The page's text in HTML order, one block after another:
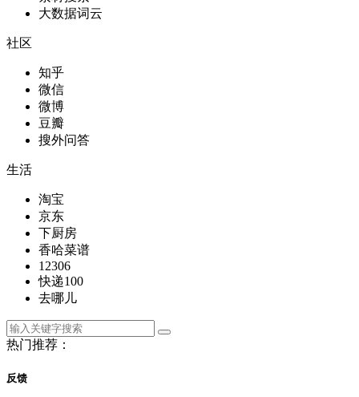
大数据词云
社区
知乎
微信
微博
豆瓣
搜外问答
生活
淘宝
京东
下厨房
香哈菜谱
12306
快递100
去哪儿
热门推荐：
反馈